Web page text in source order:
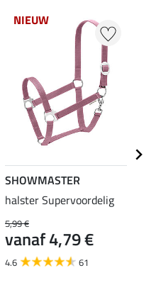
NIEUW
SHOWMASTER
halster Supervoordelig
5,99 €
vanaf 4,79 €
4.6 61